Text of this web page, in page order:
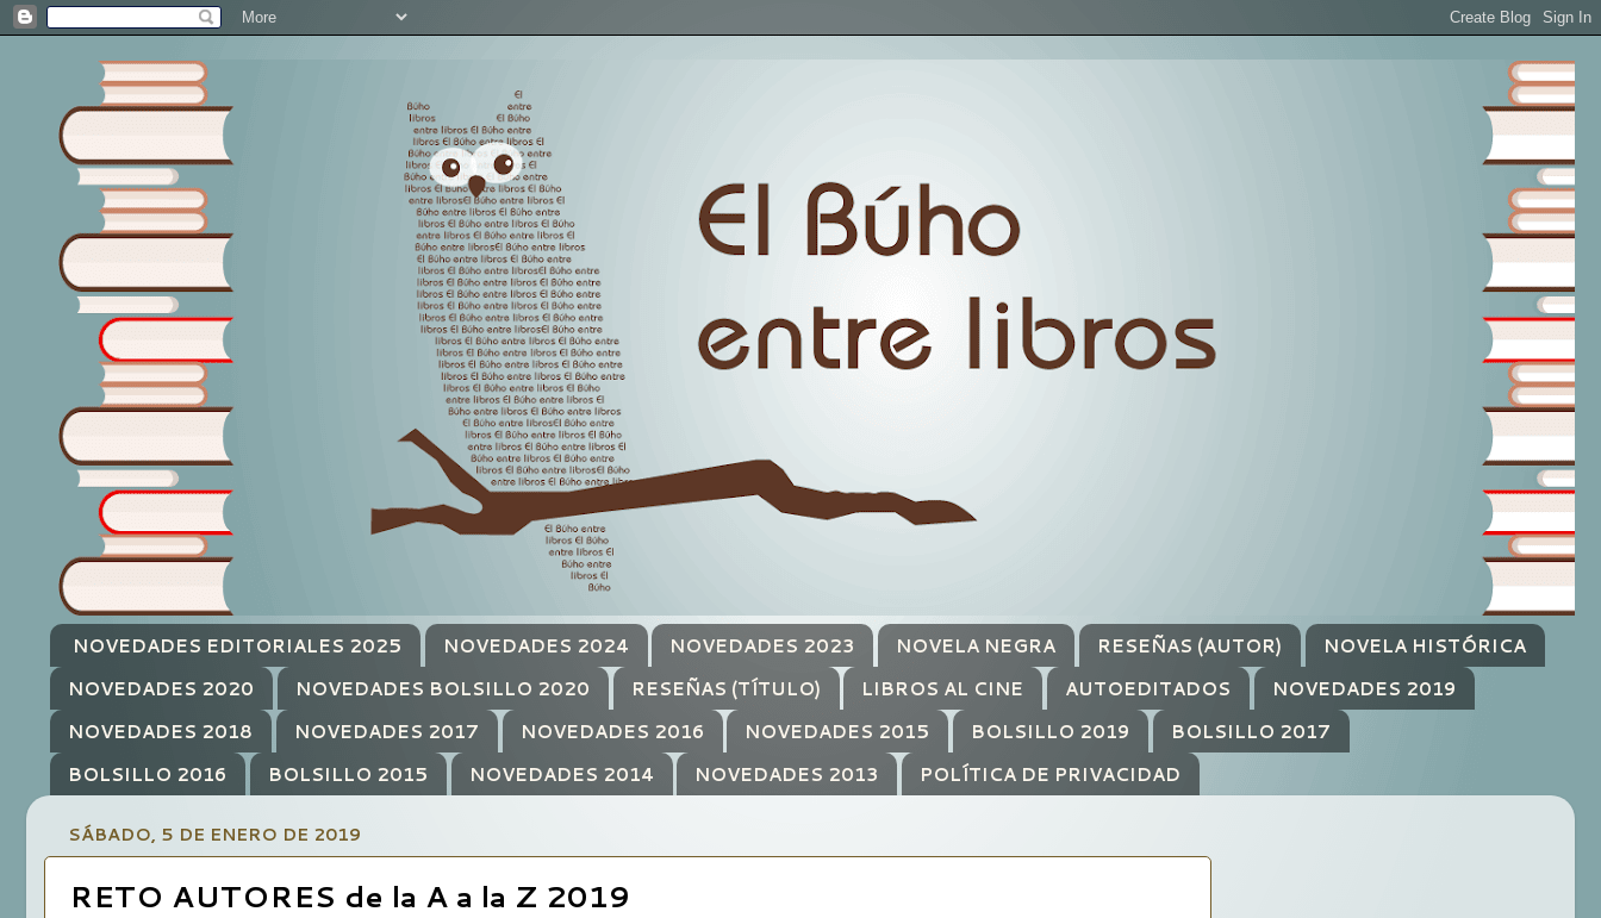
NOVEDADES EDITORIALES 2025 NOVEDADES 2024 NOVEDADES 2023 NOVELA NEGRA RESEÑAS (AUTOR)
NOVELA HISTÓRICA
NOVEDADES 2020
NOVEDADES BOLSILLO 2020 RESEÑAS (TÍTULO) LIBROS AL CINE AUTOEDITADOS
NOVEDADES 2019
NOVEDADES 2018
NOVEDADES 2017 NOVEDADES 2016 NOVEDADES 2015 BOLSILLO 2019
BOLSILLO 2017
BOLSILLO 2016
BOLSILLO 2015 NOVEDADES 2014 NOVEDADES 2013 POLÍTICA DE PRIVACIDAD
SÁBADO, 5 DE ENERO DE 2019
RETO AUTORES de la A a la Z 2019